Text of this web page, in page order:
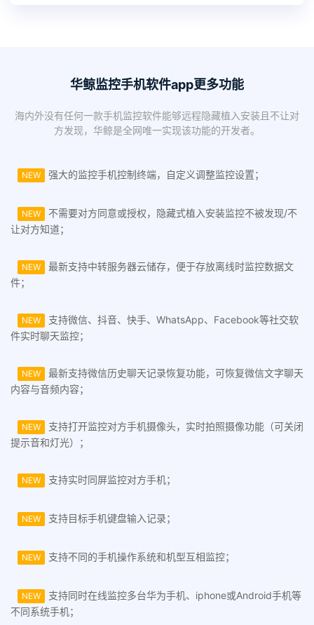
华鲸监控手机软件app更多功能
海内外没有任何一款手机监控软件能够远程隐藏植入安装且不让对
方发现，华鲸是全网唯一实现该功能的开发者。
NEW 强大的监控手机控制终端，自定义调整监控设置；
NEW
不需要对方同意或授权，隐藏式植入安装监控不被发现/不
让对方知道；
NEW
最新支持中转服务器云储存，便于存放离线时监控数据文
件；
NEW
支持微信、抖音、快手、WhatsApp、Facebook等社交软
件实时聊天监控；
NEW
最新支持微信历史聊天记录恢复功能，可恢复微信文字聊天
内容与音频内容；
NEW
支持打开监控对方手机摄像头，实时拍照摄像功能（可关闭
提示音和灯光）；
NEW 支持实时同屏监控对方手机；
NEW 支持目标手机键盘输入记录；
NEW 支持不同的手机操作系统和机型互相监控；
NEW
支持同时在线监控多台华为手机、iphone或Android手机等
不同系统手机；